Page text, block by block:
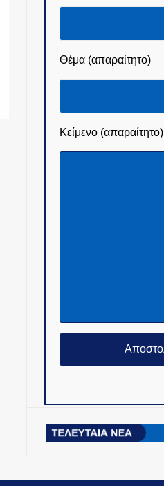
Θέμα (απαραίτητο)
Κείμενο (απαραίτητο)